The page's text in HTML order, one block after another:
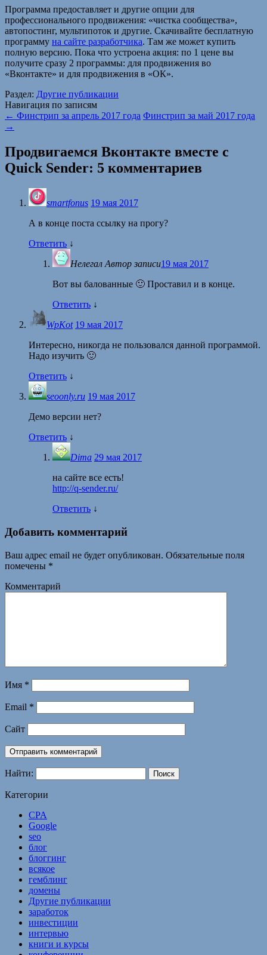
Программа предоставляет и другие опции для
профессионального продвижения: «чистка сообщества»,
автопостинг, мультипоток и другие. Скачивайте бесплатную
программу на сайте разработчика. Там же может купить
полную версию. Пока что устроена акция: по 1 цене вы
получите сразу 2 программы: для продвижения во
«Вконтакте» и для продвижения в «ОК».
Раздел: Другие публикации
Навигация по записям
← Финстрип за апрель 2017 года Финстрип за май 2017 года
→
Продвигаемся Вконтакте вместе с
Quick Sender: 5 комментариев
smartfonus 19 мая 2017
А в конце поста ссылку на прогу?
Ответить ↓
Нелегал Автор записи19 мая 2017
Вот вы балованные 🙂 Проставил и в конце.
Ответить ↓
WpKot 19 мая 2017
Интересно, никогда не пользовался данной программой.
Надо изучить 🙂
Ответить ↓
seoonly.ru 19 мая 2017
Демо версии нет?
Ответить ↓
Dima 29 мая 2017
на сайте все есть!
http://q-sender.ru/
Ответить ↓
Добавить комментарий
Ваш адрес email не будет опубликован. Обязательные поля
помечены *
Комментарий
Имя *
Email *
Сайт
Найти:
Категории
CPA
Google
seo
блог
блоггинг
всякое
гемблинг
домены
Другие публикации
заработок
инвестиции
интервью
книги и курсы